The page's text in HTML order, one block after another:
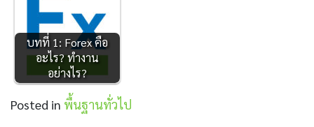
บทที่ 1: Forex คือ
อะไร? ทำงาน
อย่างไร?
Posted in พื้นฐานทั่วไป